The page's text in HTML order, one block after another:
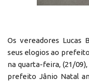
Os vereadores Lucas
seus elogios ao
na quarta-feira, (21/
prefeito Jânio Natal